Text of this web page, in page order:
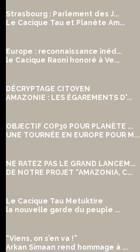
Strasbourg : Parlement des J...
Le Cacique Tau et Planète Am...
Europe : reconnaissance inéd...
le Cacique Raoni honoré à Ve...
DÉCRYPTAGE CITOYEN
AMAZONIE : LES ÉGAREMENTS D'...
OBJECTIF COP30 POUR PLANÈTE ...
UNE TOURNÉE EN EUROPE POUR M...
NE RATEZ PAS LE GRAND LANCEM...
DE NOTRE PROJET “AMAZONIA, C...
Le Cacique Tau Metuktire
la nouvelle garde du peuple ...
“Viens, on s’en va !”
Arkan Simaan rend hommage à ...